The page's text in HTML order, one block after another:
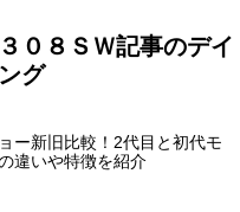
０８ＳＷ記事のデイ
グ
ー新旧比較！2代目と初代モ
違いや特徴を紹介